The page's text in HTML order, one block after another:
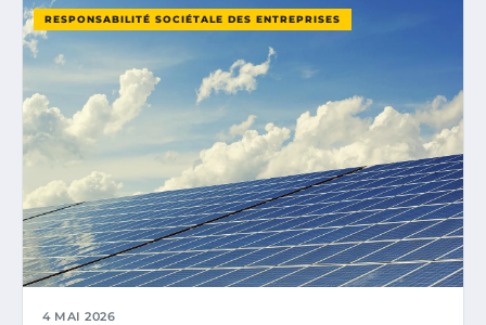
RESPONSABILITÉ SOCIÉTALE DES ENTREPRISES
4 MAI 2026